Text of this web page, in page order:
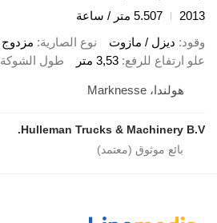
2013
5.507 متر / ساعة
وقود ديزل / مازوت نوع الصارية مزدوج
علو ارتفاع للرفع 3,53 متر طول الشوكة
هولندا، Marknesse
Hulleman Trucks & Machinery B.V.